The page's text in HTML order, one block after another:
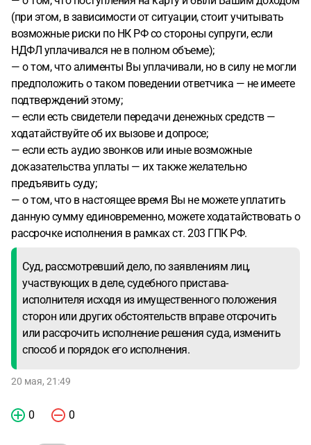
(при этом, в зависимости от ситуации, стоит учитывать
возможные риски по НК РФ со стороны супруги, если
НДФЛ уплачивался не в полном объеме);
— о том, что алименты Вы уплачивали, но в силу не могли
предположить о таком поведении ответчика — не имеете
подтверждений этому;
— если есть свидетели передачи денежных средств —
ходатайствуйте об их вызове и допросе;
— если есть аудио звонков или иные возможные
доказательства уплаты — их также желательно
предъявить суду;
— о том, что в настоящее время Вы не можете уплатить
данную сумму единовременно, можете ходатайствовать о
рассрочке исполнения в рамках ст. 203 ГПК РФ.
Суд, рассмотревший дело, по заявлениям лиц,
участвующих в деле, судебного пристава-
исполнителя исходя из имущественного положения
сторон или других обстоятельств вправе отсрочить
или рассрочить исполнение решения суда, изменить
способ и порядок его исполнения.
20 мая, 21:49
0 0